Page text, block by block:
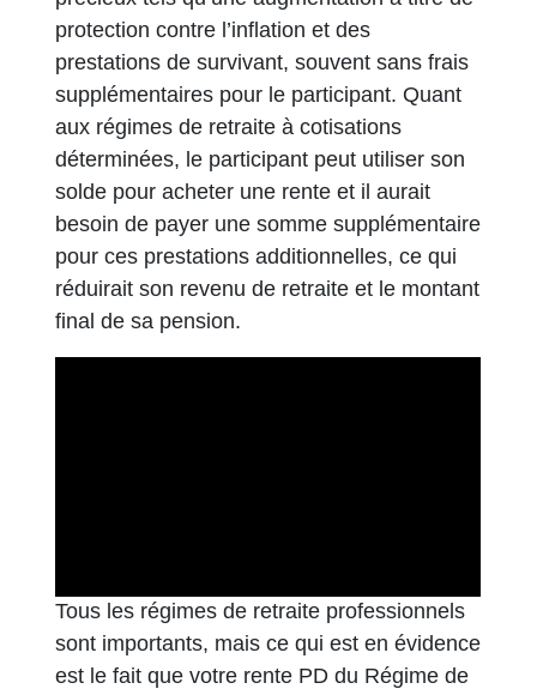
protection contre l’inflation et des
prestations de survivant, souvent sans frais
supplémentaires pour le participant. Quant
aux régimes de retraite à cotisations
déterminées, le participant peut utiliser son
solde pour acheter une rente et il aurait
besoin de payer une somme supplémentaire
pour ces prestations additionnelles, ce qui
réduirait son revenu de retraite et le montant
final de sa pension.
Tous les régimes de retraite professionnels
sont importants, mais ce qui est en évidence
est le fait que votre rente PD du Régime de